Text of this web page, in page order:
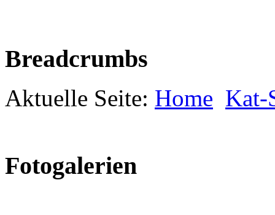
Breadcrumbs
Aktuelle Seite: Home Kat-
Fotogalerien